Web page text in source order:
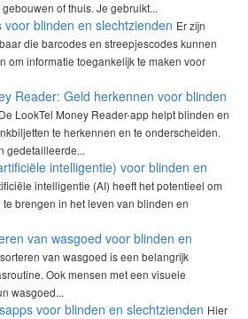
of thuis. Je gebruikt...
voor blinden en slechtzienden Er zijn
die barcodes en streepjescodes kunnen
om informatie toegankelijk te maken voor
Reader: Geld herkennen voor blinden
De LookTel Money Reader-app helpt blinden en
te herkennen en te onderscheiden.
gedetailleerde...
intelligentie) voor blinden en
intelligentie (AI) heeft het potentieel om
brengen in het leven van blinden en
van wasgoed voor blinden en
van wasgoed is een belangrijk
Ook mensen met een visuele
wasgoed...
voor blinden en slechtzienden Hier